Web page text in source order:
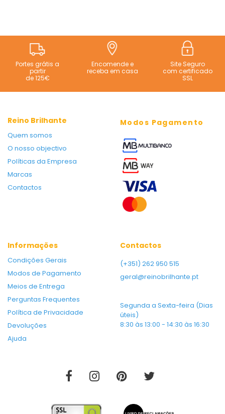
Portes grátis a
partir
de 125€
Encomende e
receba em casa
Site Seguro
com certificado
SSL
Reino Brilhante
Quem somos
O nosso objectivo
Políticas da Empresa
Marcas
Contactos
Modos Pagamento
Informações
Condições Gerais
Modos de Pagamento
Meios de Entrega
Perguntas Frequentes
Política de Privacidade
Devoluções
Ajuda
Contactos
(+351) 262 950 515
geral@reinobrilhante.pt
Segunda a Sexta-feira (Dias
úteis)
8:30 às 13:00 - 14:30 às 16:30